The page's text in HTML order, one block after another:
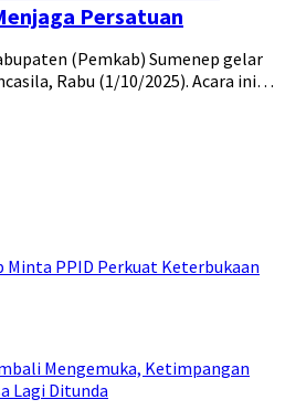
Persatuan
(Pemkab) Sumenep gelar
Rabu (1/10/2025). Acara ini…
PPID Perkuat Keterbukaan
Mengemuka, Ketimpangan
Lagi Ditunda